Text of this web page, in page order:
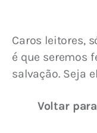
Caros leitores,
é que seremos
salvação. Seja
Voltar